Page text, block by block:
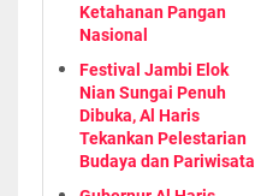
Ketahanan Pangan
Nasional
Festival Jambi Elok
Nian Sungai Penuh
Dibuka, Al Haris
Tekankan Pelestarian
Budaya dan Pariwisata